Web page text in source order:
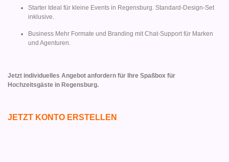
Starter Ideal für kleine Events in Regensburg. Standard-Design-Set
inklusive.
Business Mehr Formate und Branding mit Chat-Support für Marken
und Agenturen.
Jetzt individuelles Angebot anfordern für Ihre Spaßbox für
Hochzeitsgäste in Regensburg.
JETZT KONTO ERSTELLEN